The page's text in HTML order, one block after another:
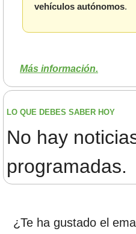
vehículos autónomos.
Más información.
LO QUE DEBES SABER HOY
No hay
programadas.
¿Te ha gustado el